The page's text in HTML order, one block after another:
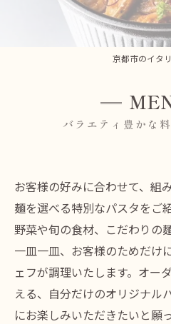
京都市のイタ
バラエティ豊かな
お客様の好みに合わせて、組
麺を選べる特別なパスタをご
野菜や旬の食材、こだわりの
一皿一皿、お客様のためだけ
ェフが調理いたします。オー
える、自分だけのオリジナル
にお楽しみいただきたいと願